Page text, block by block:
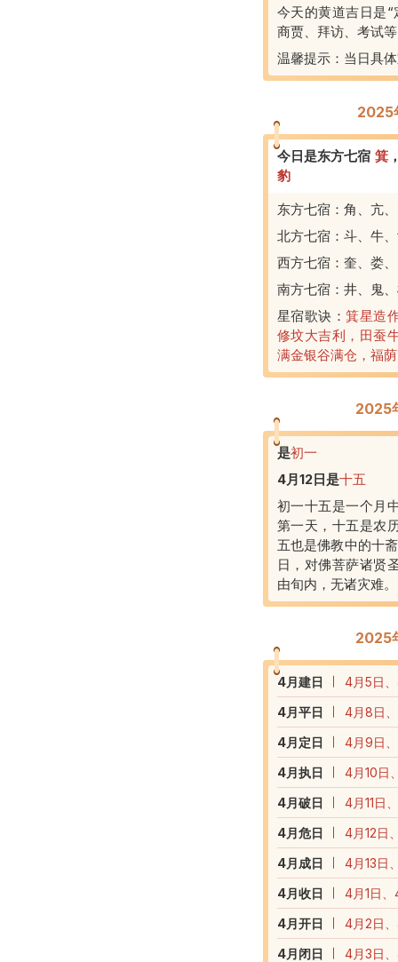
今天的黄道吉日是
商贾、拜访、考试
温馨提示：当日具
2025
今日是东方七宿 箕
豹
东方七宿：角、亢
北方七宿：斗、牛
西方七宿：奎、娄
南方七宿：井、鬼
星宿歌诀：箕星造
修坟大吉利，田蚕
满金银谷满仓，福
2025
是初一
4月12日是十五
初一十五是一个月
第一天，十五是农
五也是佛教中的十
日，对佛菩萨诸贤
由旬内，无诸灾难
2025
4月建日
4月5日
4月平日
4月8日
4月定日
4月9日
4月执日
4月10日
4月破日
4月11日
4月危日
4月12日
4月成日
4月13日
4月收日
4月1日
4月开日
4月2日
4月闭日 4月3日